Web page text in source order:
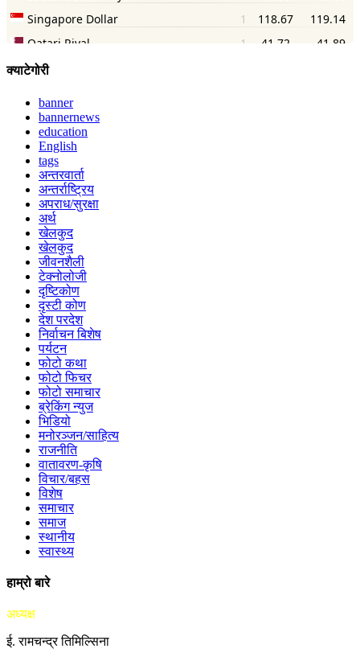
क्याटेगोरी
banner
bannernews
education
English
tags
अन्तरवार्ता
अन्तर्राष्ट्रिय
अपराध/सुरक्षा
अर्थ
खेलकुद
खेलकुद
जीवनशैली
टेक्नोलोजी
दृष्टिकोण
दृस्टी कोण
देश परदेश
निर्वाचन बिशेष
पर्यटन
फोटो कथा
फोटो फिचर
फोटो समाचार
ब्रेकिंग न्युज
भिडियो
मनोरञ्जन/साहित्य
राजनीति
वातावरण-कृषि
विचार/बहस
विशेष
समाचार
समाज
स्थानीय
स्वास्थ्य
हाम्रो बारे
अध्यक्ष
ई. रामचन्द्र तिमिल्सिना